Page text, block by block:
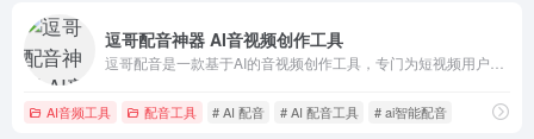
逗哥配音神器 AI音视频创作工具
AI音频工具 配音工具 # AI 配音 # AI 配音工具 # ai智能配音